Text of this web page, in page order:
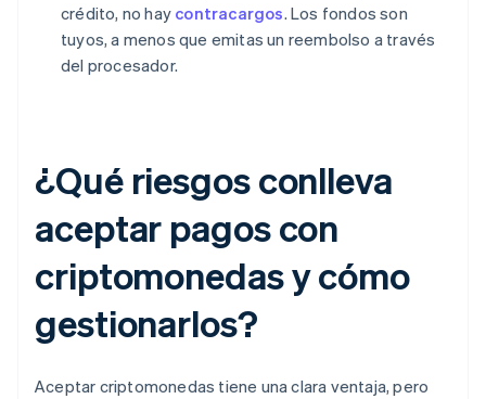
crédito, no hay contracargos. Los fondos son
tuyos, a menos que emitas un reembolso a través
del procesador.
¿Qué riesgos conlleva
aceptar pagos con
criptomonedas y cómo
gestionarlos?
Aceptar criptomonedas tiene una clara ventaja, pero